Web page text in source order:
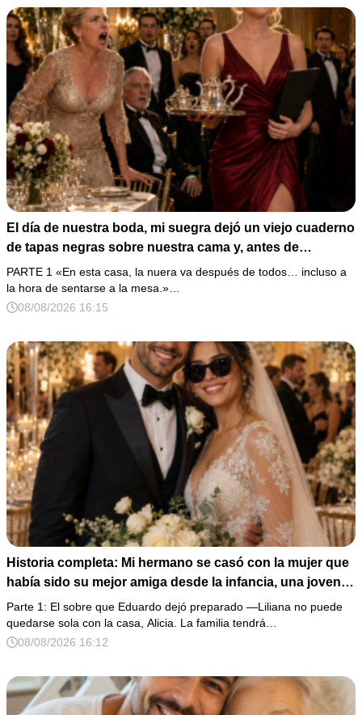
El día de nuestra boda, mi suegra dejó un viejo cuaderno
de tapas negras sobre nuestra cama y, antes de
marcharse, dijo: «En esta familia todos deben cumplir
una misma regla…».
PARTE 1 «En esta casa, la nuera va después de todos… incluso a
la hora de sentarse a la mesa.»…
08/08/2026 16:15
Historia completa: Mi hermano se casó con la mujer que
había sido su mejor amiga desde la infancia, una joven
ciega a la que protegió durante toda su vida. Tras su
fallecimiento, ella me entregó un sobre y me confesó la
verdadera razón por la que él la eligió a ella por encima
Parte 1: El sobre que Eduardo dejó preparado —Liliana no puede
quedarse sola con la casa, Alicia. La familia tendrá…
08/08/2026 16:12